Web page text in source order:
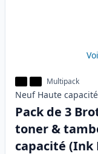
Multipack
Neuf Haute capacité
Pack de 3
toner &
capacité (Ink